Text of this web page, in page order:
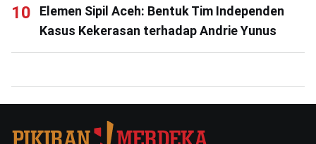
Elemen Sipil Aceh: Bentuk Tim Independen
Kasus Kekerasan terhadap Andrie Yunus